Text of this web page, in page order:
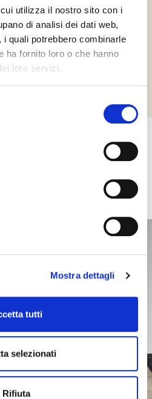
utilizza il nostro sito con i
di analisi dei dati web,
quali potrebbero combinarle
ha fornito loro o che hanno
loro servizi.
Mostra dettagli
tutti
selezionati
Rifiuta
e tutte le informazioni sul
potrebbero